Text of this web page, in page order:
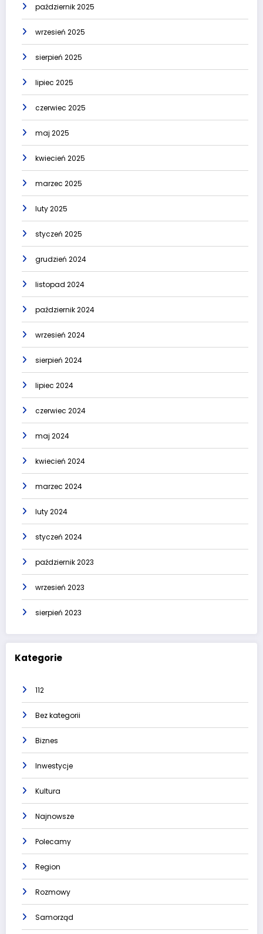
październik 2025
wrzesień 2025
sierpień 2025
lipiec 2025
czerwiec 2025
maj 2025
kwiecień 2025
marzec 2025
luty 2025
styczeń 2025
grudzień 2024
listopad 2024
październik 2024
wrzesień 2024
sierpień 2024
lipiec 2024
czerwiec 2024
maj 2024
kwiecień 2024
marzec 2024
luty 2024
styczeń 2024
październik 2023
wrzesień 2023
sierpień 2023
Kategorie
112
Bez kategorii
Biznes
Inwestycje
Kultura
Najnowsze
Polecamy
Region
Rozmowy
Samorząd